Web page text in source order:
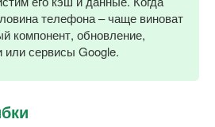
телефона – чаще виноват
компонент, обновление,
или сервисы Google.